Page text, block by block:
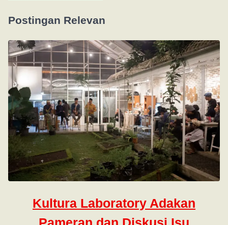
Postingan Relevan
Kultura Laboratory Adakan